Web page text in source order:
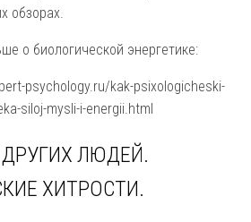
обзорах.
о биологической энергетике:
psychology.ru/kak-psixologicheski-
siloj-mysli-i-energii.html
ЛЮДЕЙ.
ХИТРОСТИ.